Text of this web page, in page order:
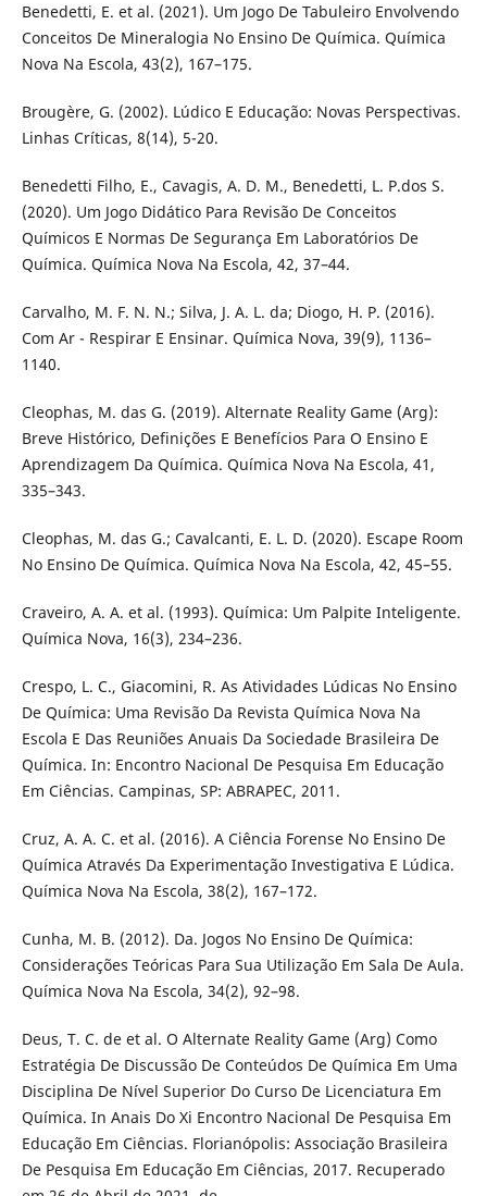
Benedetti, E. et al. (2021). Um Jogo De Tabuleiro Envolvendo
Conceitos De Mineralogia No Ensino De Química. Química
Nova Na Escola, 43(2), 167–175.
Brougère, G. (2002). Lúdico E Educação: Novas Perspectivas.
Linhas Críticas, 8(14), 5-20.
Benedetti Filho, E., Cavagis, A. D. M., Benedetti, L. P.dos S.
(2020). Um Jogo Didático Para Revisão De Conceitos
Químicos E Normas De Segurança Em Laboratórios De
Química. Química Nova Na Escola, 42, 37–44.
Carvalho, M. F. N. N.; Silva, J. A. L. da; Diogo, H. P. (2016).
Com Ar - Respirar E Ensinar. Química Nova, 39(9), 1136–
1140.
Cleophas, M. das G. (2019). Alternate Reality Game (Arg):
Breve Histórico, Definições E Benefícios Para O Ensino E
Aprendizagem Da Química. Química Nova Na Escola, 41,
335–343.
Cleophas, M. das G.; Cavalcanti, E. L. D. (2020). Escape Room
No Ensino De Química. Química Nova Na Escola, 42, 45–55.
Craveiro, A. A. et al. (1993). Química: Um Palpite Inteligente.
Química Nova, 16(3), 234–236.
Crespo, L. C., Giacomini, R. As Atividades Lúdicas No Ensino
De Química: Uma Revisão Da Revista Química Nova Na
Escola E Das Reuniões Anuais Da Sociedade Brasileira De
Química. In: Encontro Nacional De Pesquisa Em Educação
Em Ciências. Campinas, SP: ABRAPEC, 2011.
Cruz, A. A. C. et al. (2016). A Ciência Forense No Ensino De
Química Através Da Experimentação Investigativa E Lúdica.
Química Nova Na Escola, 38(2), 167–172.
Cunha, M. B. (2012). Da. Jogos No Ensino De Química:
Considerações Teóricas Para Sua Utilização Em Sala De Aula.
Química Nova Na Escola, 34(2), 92–98.
Deus, T. C. de et al. O Alternate Reality Game (Arg) Como
Estratégia De Discussão De Conteúdos De Química Em Uma
Disciplina De Nível Superior Do Curso De Licenciatura Em
Química. In Anais Do Xi Encontro Nacional De Pesquisa Em
Educação Em Ciências. Florianópolis: Associação Brasileira
De Pesquisa Em Educação Em Ciências, 2017. Recuperado